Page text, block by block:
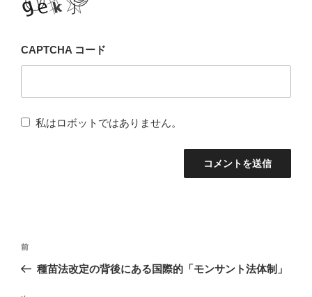
CAPTCHA コード
私はロボットではありません。
投
稿
前
の
前
種苗法改定の背後にある国際的「モンサント法体制」